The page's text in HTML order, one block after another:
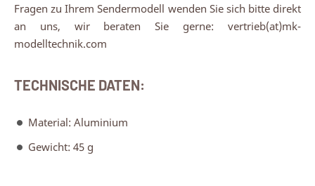
Fragen zu Ihrem Sendermodell wenden Sie sich bitte direkt
an uns, wir beraten Sie gerne: vertrieb(at)mk-
modelltechnik.com
TECHNISCHE DATEN:
Material: Aluminium
Gewicht: 45 g